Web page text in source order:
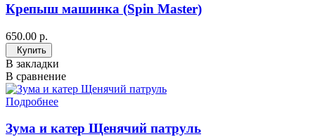
Крепыш машинка (Spin Master)
650.00 р.
Купить
В закладки
В сравнение
Подробнее
Зума и катер Щенячий патруль